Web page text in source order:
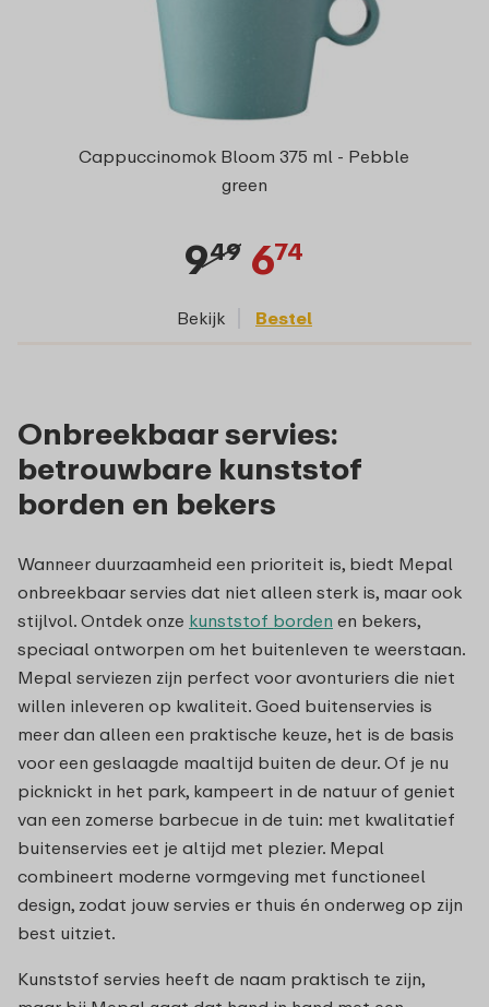
Cappuccinomok Bloom 375 ml - Pebble
green
949 674
Bekijk Bestel
Onbreekbaar servies:
betrouwbare kunststof
borden en bekers
Wanneer duurzaamheid een prioriteit is, biedt Mepal
onbreekbaar servies dat niet alleen sterk is, maar ook
stijlvol. Ontdek onze kunststof borden en bekers,
speciaal ontworpen om het buitenleven te weerstaan.
Mepal serviezen zijn perfect voor avonturiers die niet
willen inleveren op kwaliteit. Goed buitenservies is
meer dan alleen een praktische keuze, het is de basis
voor een geslaagde maaltijd buiten de deur. Of je nu
picknickt in het park, kampeert in de natuur of geniet
van een zomerse barbecue in de tuin: met kwalitatief
buitenservies eet je altijd met plezier. Mepal
combineert moderne vormgeving met functioneel
design, zodat jouw servies er thuis én onderweg op zijn
best uitziet.
Kunststof servies heeft de naam praktisch te zijn,